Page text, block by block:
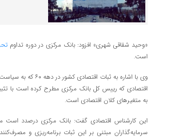
«وحید شقاقی شهری» افزود: بانک مرکزی در دوره‌ تداوم
است.
وی با اشاره به
به متغیرهای کلان اقتصادی است.
این کارشناس اقتصادی گفت: بانک مرکزی درصدد است
سرمایه‌گذاران مبتنی بر این ثبات برنامه‌ریزی و